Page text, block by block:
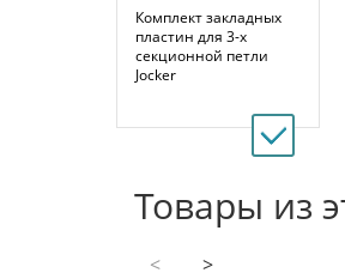
Комплект закладных
пластин для 3-х
секционной петли
Jocker
Товары из
< >